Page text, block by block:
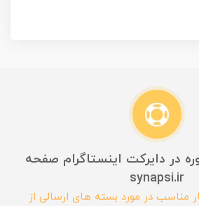
در دایرکت اینستاگرام صفحه
synapsi.ir
مناسب در مورد بسته های ارسالی از